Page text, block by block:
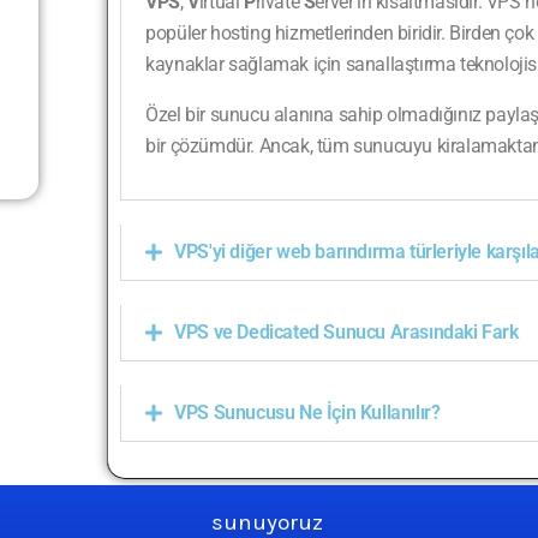
popüler hosting hizmetlerinden biridir. Birden çok
kaynaklar sağlamak için sanallaştırma
Özel bir sunucu alanına sahip olmadığınız
bir çözümdür. Ancak, tüm sunucuyu
VPS'yi diğer web barındırma türleriyle
VPS ve Dedicated Sunucu Arasındaki Fark
VPS Sunucusu Ne İçin Kullanılır?
sunuyoruz